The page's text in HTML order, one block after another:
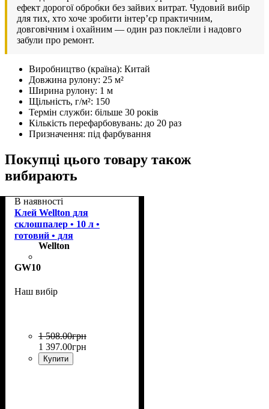
ефект дорогої обробки без зайвих витрат. Чудовий вибір
для тих, хто хоче зробити інтер’єр практичним,
довговічним і охайним — один раз поклеїли і надовго
забули про ремонт.
Виробництво (країна): Китай
Довжина рулону: 25 м²
Ширина рулону: 1 м
Щільність, г/м²: 150
Термін служби: більше 30 років
Кількість перефарбовувань: до 20 раз
Призначення: під фарбування
Покупці цього товару також
вибирають
В наявності
Клей Wellton для
склошпалер • 10 л •
готовий • для
приклеювання
Wellton
GW10
Наш вибір
1 508.00грн
1 397.00грн
Купити